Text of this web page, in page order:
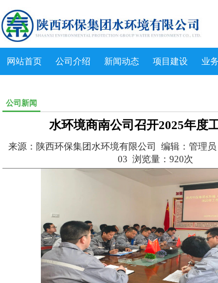
网站首页 公司介绍 新闻动态 项目建设 业
公司新闻
水环境商南公司召开2025年度
来源：陕西环保集团水环境有限公司 编辑：管理
03 浏览量：920次